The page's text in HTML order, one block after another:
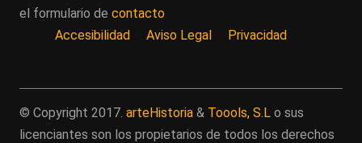
el formulario de contacto
Accesibilidad
Aviso Legal Privacidad
© Copyright 2017. arteHistoria & Toools, S.L o sus
licenciantes son los propietarios de todos los derechos